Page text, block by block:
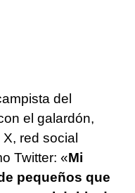
del
el galardón,
red social
Twitter: «Mi
pequeños que